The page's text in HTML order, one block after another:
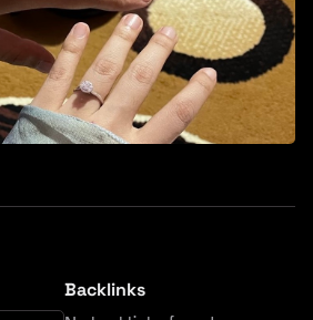
Backlinks